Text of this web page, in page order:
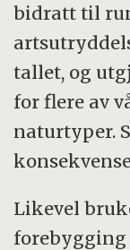
bidratt til
tallet, og
for flere av
naturtyper.
Likevel
forebygging